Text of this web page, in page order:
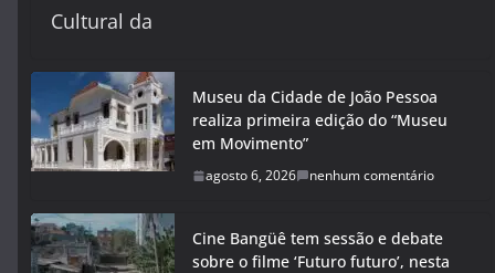
Cultural da
Museu da Cidade de João Pessoa
realiza primeira edição do “Museu
em Movimento”
agosto 6, 2026 nenhum comentário
Cine Bangüê tem sessão e debate
sobre o filme ‘Futuro futuro’, nesta